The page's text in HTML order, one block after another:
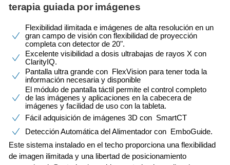
terapia guiada por imágenes
Flexibilidad ilimitada e imágenes de alta resolución en un
gran campo de visión con flexibilidad de proyección
completa con detector de 20".
Excelente visibilidad a dosis ultrabajas de rayos X con
ClarityIQ.
Pantalla ultra grande con FlexVision para tener toda la
información necesaria y disponible
El módulo de pantalla táctil permite el control completo
de las imágenes y aplicaciones en la cabecera de
imágenes y facilidad de uso con la tableta.
Fácil adquisición de imágenes 3D con SmartCT
Detección Automática del Alimentador con EmboGuide.
Este sistema instalado en el techo proporciona una flexibilidad
de imagen ilimitada y una libertad de posicionamiento